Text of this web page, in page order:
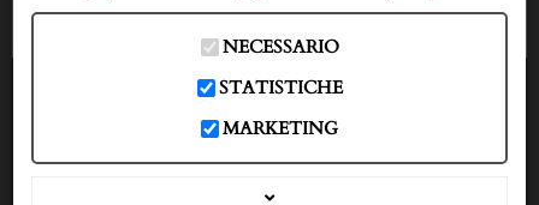
IN CASO DI DECESSO
333 3593150
NECROLOGI
DOVE SIAMO
NECESSARIO
STATISTICHE
MARKETING